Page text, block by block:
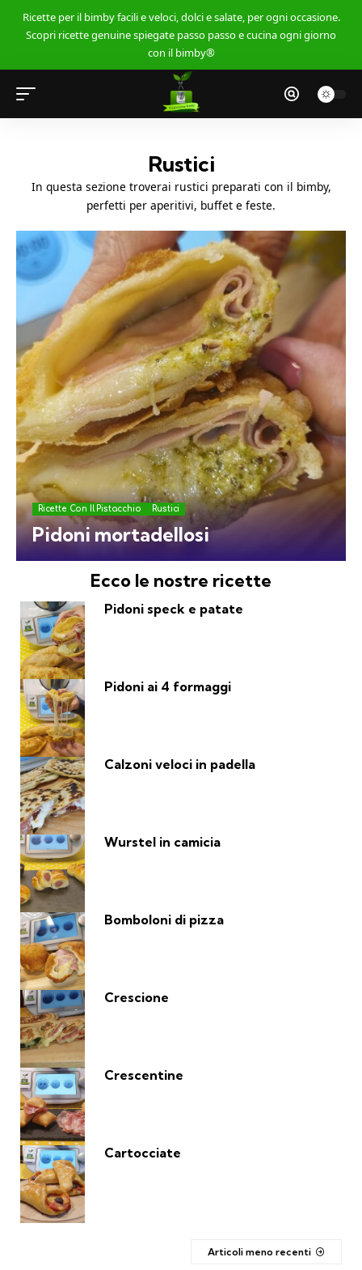
Ricette per il bimby facili e veloci, dolci e salate, per ogni occasione.
Scopri ricette genuine spiegate passo passo e cucina ogni giorno
con il bimby®
Ricette Con Il Pistacchio Rustici
Pidoni mortadellosi
Rustici
In questa sezione troverai rustici preparati con il bimby,
perfetti per aperitivi, buffet e feste.
Ecco le nostre ricette
Pidoni speck e patate
Pidoni ai 4 formaggi
Calzoni veloci in padella
Wurstel in camicia
Bomboloni di pizza
Crescione
Crescentine
Cartocciate
Articoli meno recenti